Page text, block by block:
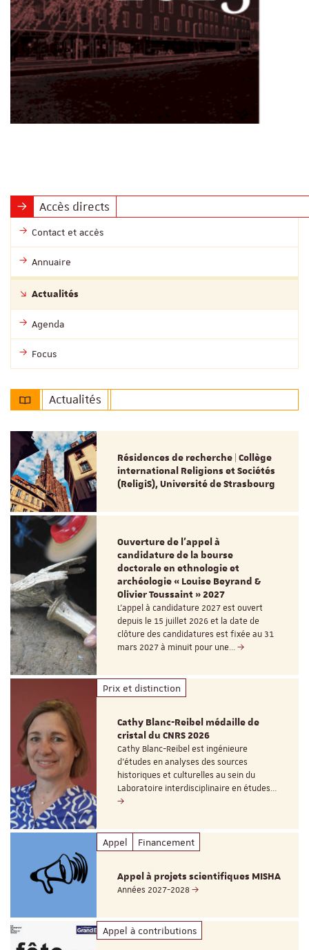
Accès directs
Contact et accès
Annuaire
Actualités
Agenda
Focus
Actualités
Résidences de recherche | Collège
international Religions et Sociétés
(ReligiS), Université de Strasbourg
Ouverture de l'appel à
candidature de la bourse
doctorale en ethnologie et
archéologie « Louise Beyrand &
Olivier Toussaint » 2027
L’appel à candidature 2027 est ouvert
depuis le 15 juillet 2026 et la date de
clôture des candidatures est fixée au 31
mars 2027 à minuit pour une…
Prix et distinction
Cathy Blanc-Reibel médaille de
cristal du CNRS 2026
Cathy Blanc-Reibel est ingénieure
d’études en analyses des sources
historiques et culturelles au sein du
Laboratoire interdisciplinaire en études…
Appel Financement
Appel à projets scientifiques MISHA
Années 2027-2028
Appel à contributions